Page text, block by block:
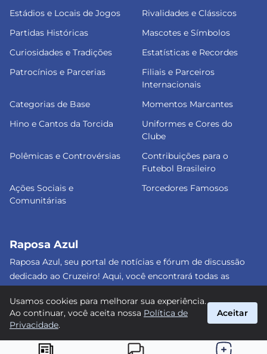
Estádios e Locais de Jogos
Rivalidades e Clássicos
Partidas Históricas
Mascotes e Símbolos
Curiosidades e Tradições
Estatísticas e Recordes
Patrocínios e Parcerias
Filiais e Parceiros
Internacionais
Categorias de Base
Momentos Marcantes
Hino e Cantos da Torcida
Uniformes e Cores do
Clube
Polêmicas e Controvérsias
Contribuições para o
Futebol Brasileiro
Ações Sociais e
Comunitárias
Torcedores Famosos
Raposa Azul
Raposa Azul, seu portal de notícias e fórum de discussão
dedicado ao Cruzeiro! Aqui, você encontrará todas as
sobre o nosso amado clube. Junte-se a nós e faça parte
dessa apaixonante jornada celeste! #Cruzeiro #RaposaAzul
Usamos cookies para melhorar sua experiência.
Ao continuar, você aceita nossa Política de
Privacidade.
Aceitar